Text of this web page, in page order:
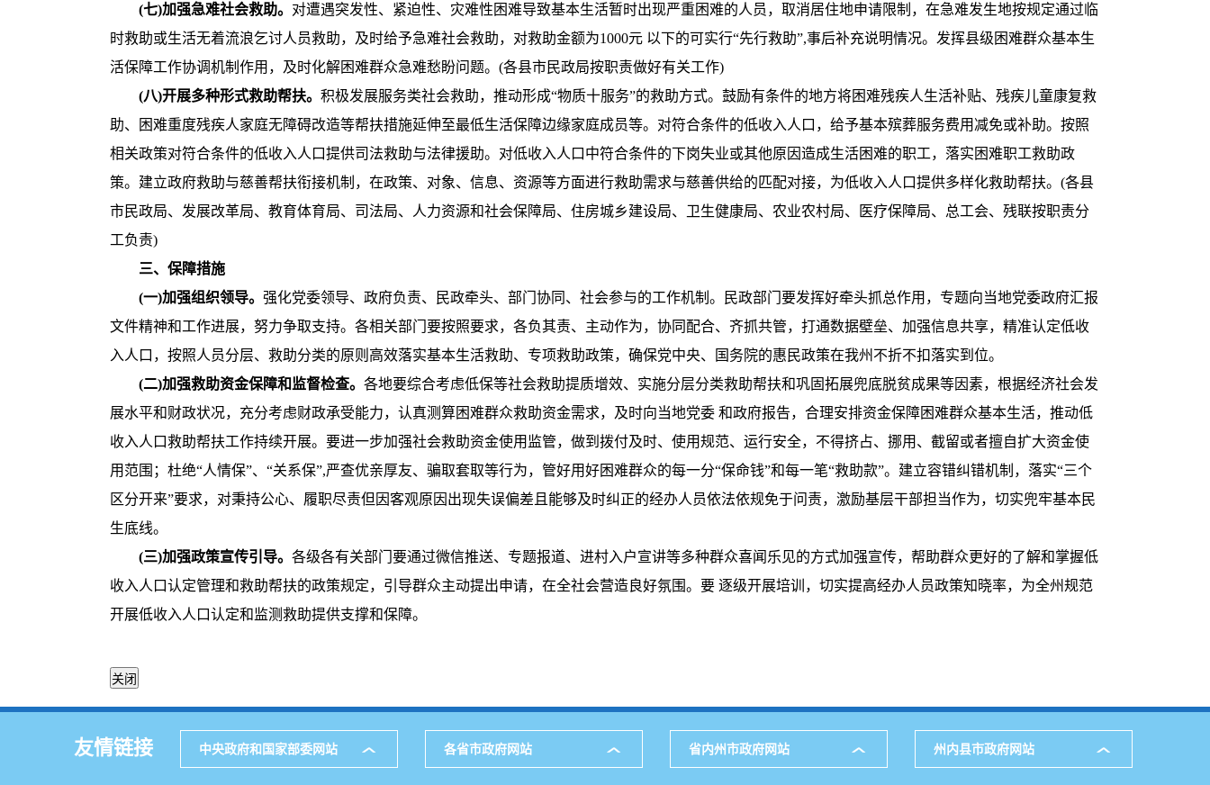
(七)加强急难社会救助。 对遭遇突发性、紧迫性、灾难性 困难导致基本生活暂时出现严重困难的人员，取消居住地申请限制，在急难发生地按规定通过临
时救助或生活无着流浪乞讨人员救助，及时给予急难社会救助，对救助金额为1000元 以下的可实行“先行救助”,事后补充说明情况。发挥县级困难群众基本生
活保障工作协调机制作用，及时化解困难群众急难愁盼问题。(各县市民政局按职责做好有关工作)
(八)开展多种形式救助帮扶。 积极发展服务类社会救助，推动形成“物质十服务”的救助方式。鼓励有条件的地方将困难残疾人生活补贴、残疾儿童康复救
助、困难重度残疾人家庭无障碍改造等帮扶措施延伸至最低生活保障边缘家庭成员等。对符合条件的低收入人口，给予基本殡葬服务费用减免或补助。按照
相关政策对符合条件的低收入人口提供司法救助与法律援助。对低收入人口中符合条件的下岗失业或其他原因造成生活困难的职工，落实困难职工救助政
策。建立政府救助与慈善帮扶衔接机制，在政策、对象、信息、资源等方面进行救助需求与慈善供给的匹配对接，为低收入人口提供多样化救助帮扶。(各县
市民政局、发展改革局、教育体育局、司法局、人力资源和社会保障局、住房城乡建设局、卫生健康局、农业农村局、医疗保障局、总工会、残联按职责分
工负责)
三、保障措施
(一)加强组织领导。 强化党委领导、政府负责、民政牵头、 部门协同、社会参与的工作机制。民政部门要发挥好牵头抓总作用，专题向当地党委政府汇报
文件精神和工作进展，努力争取支持。各相关部门要按照要求，各负其责、主动作为，协同配合、齐抓共管，打通数据壁垒、加强信息共享，精准认定低收
入人口，按照人员分层、救助分类的原则高效落实基本生活救助、专项救助政策，确保党中央、国务院的惠民政策在我州不折不扣落实到位。
(二)加强救助资金保障和监督检查。 各地要综合考虑低保等社会救助提质增效、实施分层分类救助帮扶和巩固拓展兜底脱贫成果等因素，根据经济社会发
展水平和财政状况，充分考虑财政承受能力，认真测算困难群众救助资金需求，及时向当地党委 和政府报告，合理安排资金保障困难群众基本生活，推动低
收入人口救助帮扶工作持续开展。要进一步加强社会救助资金使用监管，做到拨付及时、使用规范、运行安全，不得挤占、挪用、截留或者擅自扩大资金使
用范围；杜绝“人情保”、“关系保”,严查优亲厚友、骗取套取等行为，管好用好困难群众的每一分“保命钱”和每一笔“救助款”。建立容错纠错机制，落实“三个
区分开来”要求，对秉持公心、履职尽责但因客观原因出现失误偏差且能够及时纠正的经办人员依法依规免于问责，激励基层干部担当作为，切实兜牢基本民
生底线。
(三)加强政策宣传引导。 各级各有关部门要通过微信推送、 专题报道、进村入户宣讲等多种群众喜闻乐见的方式加强宣传，帮助群众更好的了解和掌握低
收入人口认定管理和救助帮扶的政策规定，引导群众主动提出申请，在全社会营造良好氛围。要 逐级开展培训，切实提高经办人员政策知晓率，为全州规范
开展低收入人口认定和监测救助提供支撑和保障。
友情链接 中央政府和国家部委网站 各省市政府网站 省内州市政府网站 州内县市政府网站